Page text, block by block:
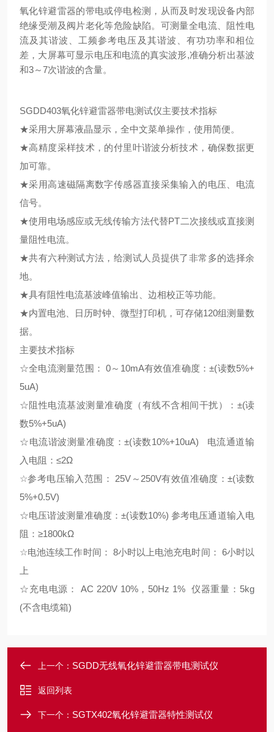
氧化锌避雷器的带电或停电检测，从而及时发现设备内部
绝缘受潮及阀片老化等危险缺陷。可测量全电流、阻性电
流及其谐波、工频参考电压及其谐波、有功功率和相位
差，大屏幕可显示电压和电流的真实波形,准确分析出基波
和3～7次谐波的含量。
SGDD403氧化锌避雷器带电测试仪主要技术指标
★采用大屏幕液晶显示，全中文菜单操作，使用简便。
★高精度采样技术，的付里叶谐波分析技术，确保数据更
加可靠。
★采用高速磁隔离数字传感器直接采集输入的电压、电流
信号。
★使用电场感应或无线传输方法代替PT二次接线或直接测
量阻性电流。
★共有六种测试方法，给测试人员提供了非常多的选择余
地。
★具有阻性电流基波峰值输出、边相校正等功能。
★内置电池、日历时钟、微型打印机，可存储120组测量数
据。
主要技术指标
☆全电流测量范围： 0～10mA有效值准确度：±(读数5%+
5uA)
☆阻性电流基波测量准确度（有线不含相间干扰）：±(读
数5%+5uA)
☆电流谐波测量准确度：±(读数10%+10uA) 电流通道输
入电阻：≤2Ω
☆参考电压输入范围： 25V～250V有效值准确度：±(读数
5%+0.5V)
☆电压谐波测量准确度：±(读数10%) 参考电压通道输入电
阻：≥1800kΩ
☆电池连续工作时间： 8小时以上电池充电时间： 6小时以
上
☆充电电源： AC 220V 10%，50Hz 1% 仪器重量：5kg
(不含电缆箱)
上一个： SGDD无线氧化锌避雷器带电测试仪
返回列表
下一个： SGTX402氧化锌避雷器特性测试仪